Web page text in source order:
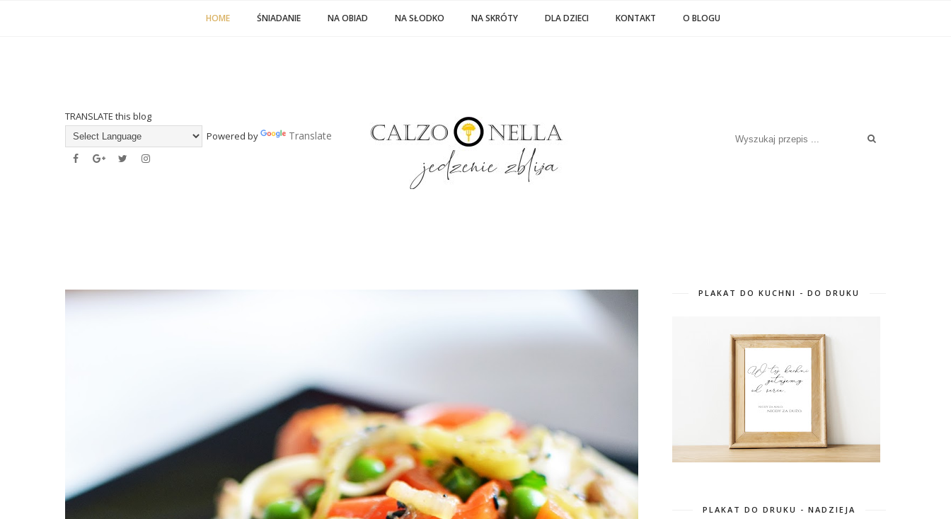
HOME ŚNIADANIE NA OBIAD NA SŁODKO NA SKRÓTY DLA DZIECI KONTAKT O BLOGU
TRANSLATE this blog
Powered by
Translate
PLAKAT DO KUCHNI - DO DRUKU
PLAKAT DO DRUKU - NADZIEJA